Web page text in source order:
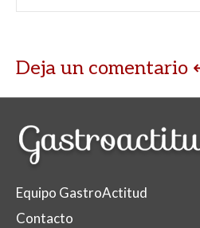
Deja un comentario
Equipo GastroActitud
Contacto